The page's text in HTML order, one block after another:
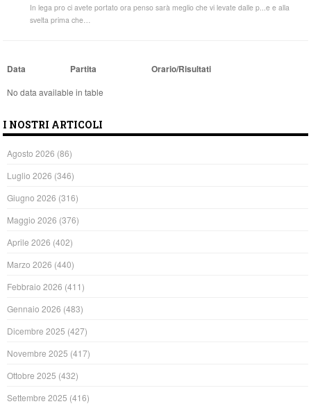
In lega pro ci avete portato ora penso sarà meglio che vi levate dalle p...e e alla
svelta prima che…
Data Partita Orario/Risultati
No data available in table
I NOSTRI ARTICOLI
Agosto 2026 (86)
Luglio 2026 (346)
Giugno 2026 (316)
Maggio 2026 (376)
Aprile 2026 (402)
Marzo 2026 (440)
Febbraio 2026 (411)
Gennaio 2026 (483)
Dicembre 2025 (427)
Novembre 2025 (417)
Ottobre 2025 (432)
Settembre 2025 (416)